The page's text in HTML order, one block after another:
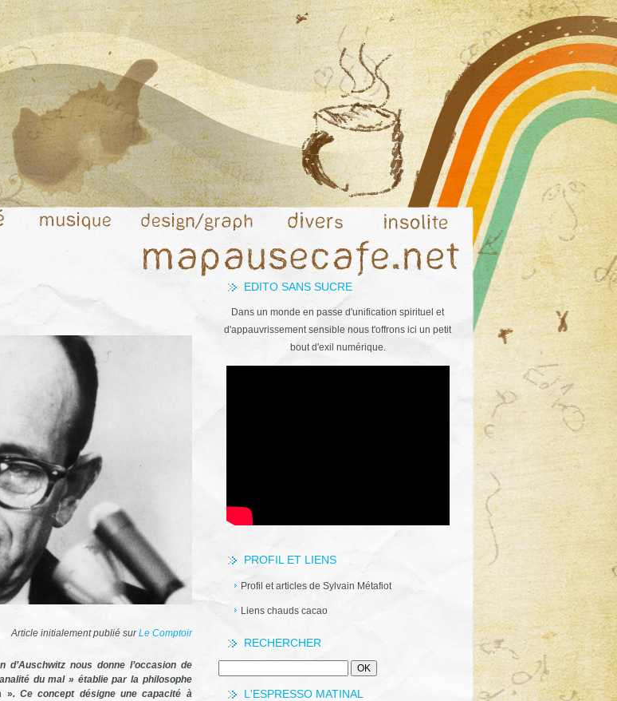
EDITO SANS SUCRE
Dans un monde en passe d'unification spirituel et
d'appauvrissement sensible nous t'offrons ici un petit
bout d'exil numérique.
PROFIL ET LIENS
Profil et articles de Sylvain Métafiot
Liens chauds cacao
RECHERCHER
L'ESPRESSO MATINAL
Article initialement publié surLe Comptoir
nous donne l’occasion de
du mal » établie par la philosophe
». Ce concept désigne une capacité à